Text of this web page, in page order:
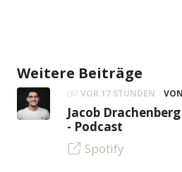
Weitere Beiträge
VOR 17 STUNDEN
Jacob
- Podcast
Spotify